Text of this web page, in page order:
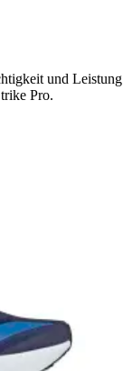
und Leistung
Pro.